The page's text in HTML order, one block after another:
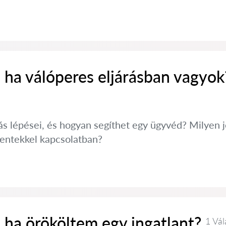
válóperes eljárásban
lépései, és hogyan segíthet egy ügyvéd? Milyen
kapcsolatban?
1